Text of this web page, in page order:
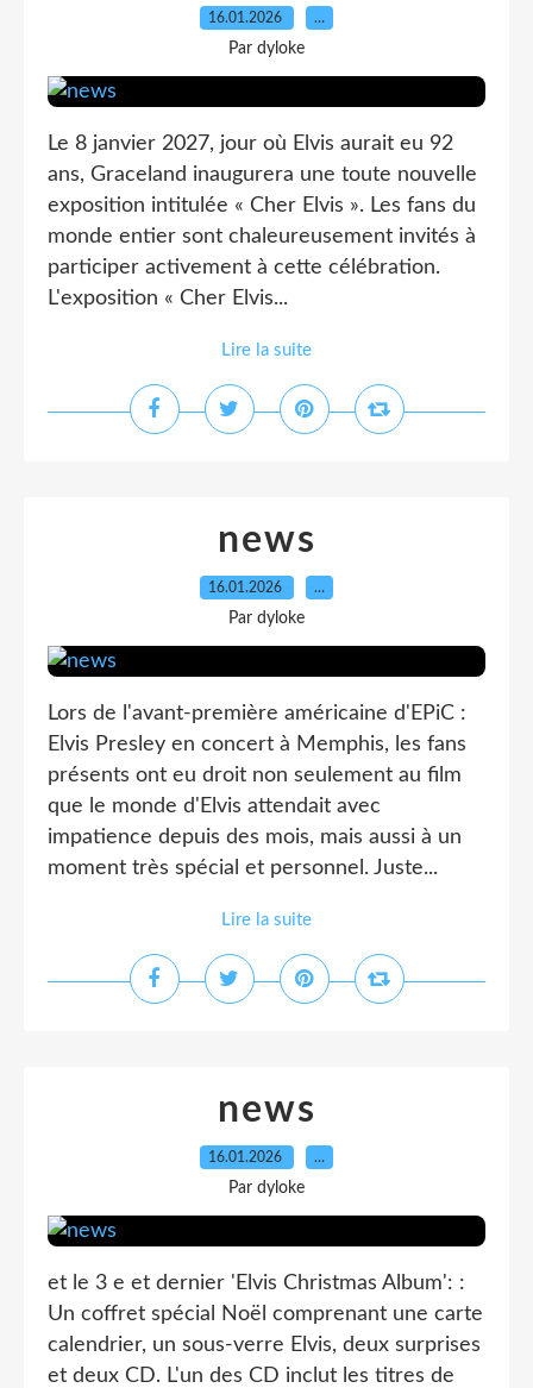
16.01.2026 …
Par dyloke
Le 8 janvier 2027, jour où Elvis aurait eu 92
ans, Graceland inaugurera une toute nouvelle
exposition intitulée « Cher Elvis ». Les fans du
monde entier sont chaleureusement invités à
participer activement à cette célébration.
L'exposition « Cher Elvis...
Lire la suite
news
16.01.2026 …
Par dyloke
Lors de l'avant-première américaine d'EPiC :
Elvis Presley en concert à Memphis, les fans
présents ont eu droit non seulement au film
que le monde d'Elvis attendait avec
impatience depuis des mois, mais aussi à un
moment très spécial et personnel. Juste...
Lire la suite
news
16.01.2026 …
Par dyloke
et le 3 e et dernier 'Elvis Christmas Album': :
Un coffret spécial Noël comprenant une carte
calendrier, un sous-verre Elvis, deux surprises
et deux CD. L'un des CD inclut les titres de